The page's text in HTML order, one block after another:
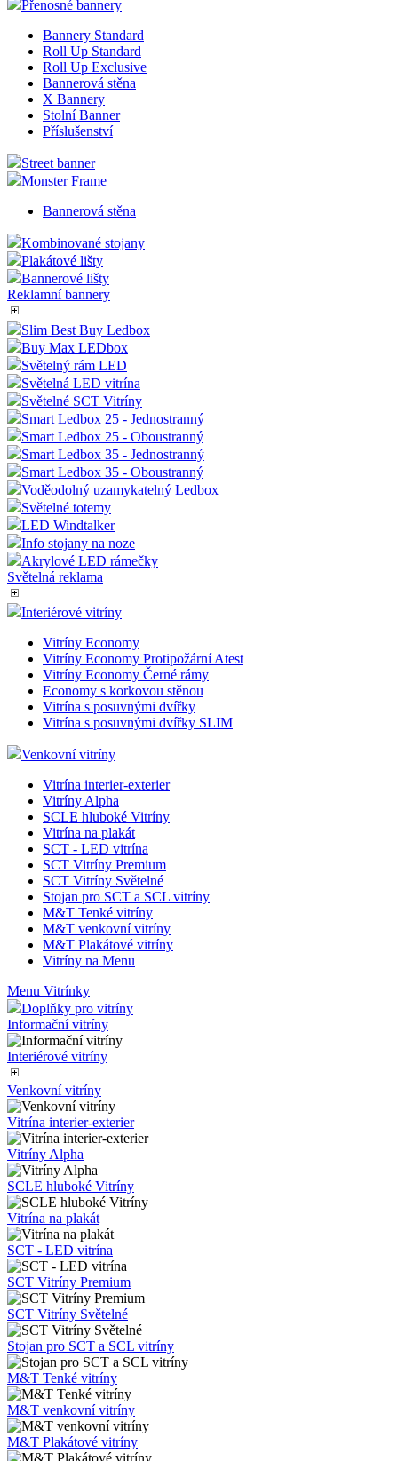
Přenosné bannery
Bannery Standard
Roll Up Standard
Roll Up Exclusive
Bannerová stěna
X Bannery
Stolní Banner
Příslušenství
Street banner
Monster Frame
Bannerová stěna
Kombinované stojany
Plakátové lišty
Bannerové lišty
Reklamní bannery
Slim Best Buy Ledbox
Buy Max LEDbox
Světelný rám LED
Světelná LED vitrína
Světelné SCT Vitríny
Smart Ledbox 25 - Jednostranný
Smart Ledbox 25 - Oboustranný
Smart Ledbox 35 - Jednostranný
Smart Ledbox 35 - Oboustranný
Voděodolný uzamykatelný Ledbox
Světelné totemy
LED Windtalker
Info stojany na noze
Akrylové LED rámečky
Světelná reklama
Interiérové vitríny
Vitríny Economy
Vitríny Economy Protipožární Atest
Vitríny Economy Černé rámy
Economy s korkovou stěnou
Vitrína s posuvnými dvířky
Vitrína s posuvnými dvířky SLIM
Venkovní vitríny
Vitrína interier-exterier
Vitríny Alpha
SCLE hluboké Vitríny
Vitrína na plakát
SCT - LED vitrína
SCT Vitríny Premium
SCT Vitríny Světelné
Stojan pro SCT a SCL vitríny
M&T Tenké vitríny
M&T venkovní vitríny
M&T Plakátové vitríny
Vitríny na Menu
Menu Vitrínky
Doplňky pro vitríny
Informační vitríny
Interiérové vitríny
Venkovní vitríny
Vitrína interier-exterier
Vitríny Alpha
SCLE hluboké Vitríny
Vitrína na plakát
SCT - LED vitrína
SCT Vitríny Premium
SCT Vitríny Světelné
Stojan pro SCT a SCL vitríny
M&T Tenké vitríny
M&T venkovní vitríny
M&T Plakátové vitríny